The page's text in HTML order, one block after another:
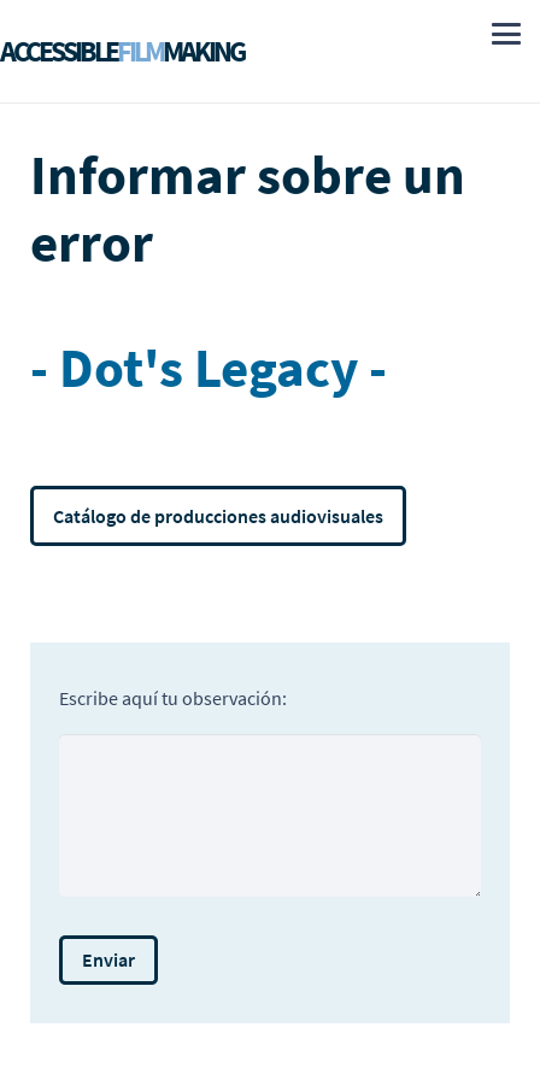
ACCESSIBLEFILMMAKING
Informar sobre un
error
- Dot's Legacy -
Catálogo de producciones audiovisuales
Escribe aquí tu observación: